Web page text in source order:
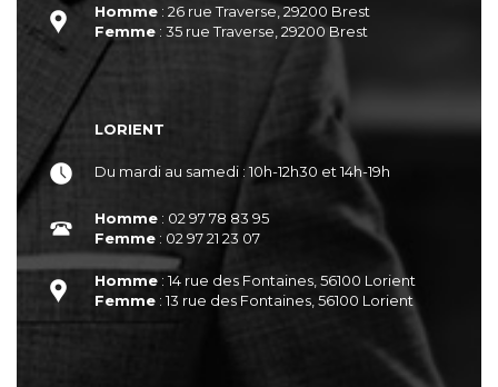
Homme : 26 rue Traverse, 29200 Brest
Femme : 35 rue Traverse, 29200 Brest
LORIENT
Du mardi au samedi : 10h-12h30 et 14h-19h
Homme : 02 97 78 83 95
Femme : 02 97 21 23 07
Homme : 14 rue des Fontaines, 56100 Lorient
Femme : 13 rue des Fontaines, 56100 Lorient